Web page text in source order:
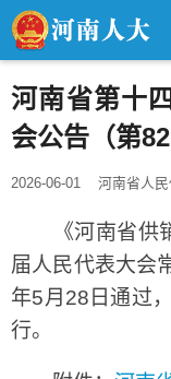
河南省第十
会公告（第82
2026-06-01 河南省人
《河南省供销
届人民代表大会
年5月28日通过
行。